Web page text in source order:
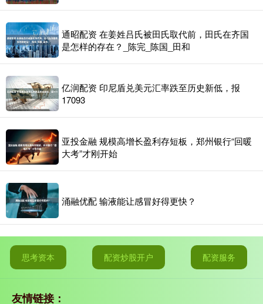
通昭配资 在姜姓吕氏被田氏取代前，田氏在齐国
是怎样的存在？_陈完_陈国_田和
亿润配资 印尼盾兑美元汇率跌至历史新低，报
17093
亚投金融 规模高增长盈利存短板，郑州银行“回暖
大考”才刚开始
涌融优配 输液能让感冒好得更快？
思考资本 配资炒股开户 配资服务
友情链接：